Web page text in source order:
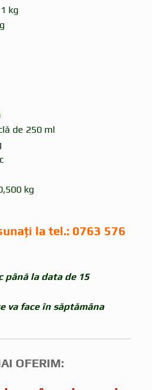
kg
de 250 ml
kg
la tel.: 0763 576
până la data de 15
va face în săptămâna
OFERIM: